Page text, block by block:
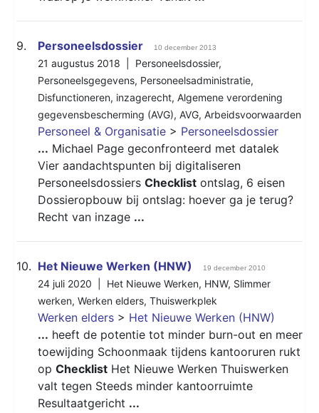
9. Personeelsdossier 10 december 2013
21 augustus 2018 | Personeelsdossier,
Personeelsgegevens, Personeelsadministratie,
Disfunctioneren, inzagerecht, Algemene verordening
gegevensbescherming (AVG), AVG, Arbeidsvoorwaarden
Personeel & Organisatie > Personeelsdossier
... Michael Page geconfronteerd met datalek
Vier aandachtspunten bij digitaliseren
Personeelsdossiers Checklist ontslag, 6 eisen
Dossieropbouw bij ontslag: hoever ga je terug?
Recht van inzage ...
10. Het Nieuwe Werken (HNW) 19 december 2010
24 juli 2020 | Het Nieuwe Werken, HNW, Slimmer
werken, Werken elders, Thuiswerkplek
Werken elders > Het Nieuwe Werken (HNW)
... heeft de potentie tot minder burn-out en meer
toewijding Schoonmaak tijdens kantooruren rukt
op Checklist Het Nieuwe Werken Thuiswerken
valt tegen Steeds minder kantoorruimte
Resultaatgericht ...